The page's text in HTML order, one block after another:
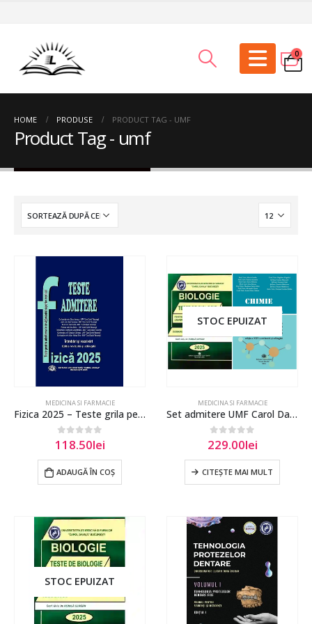
0
HOME PRODUSE PRODUCT TAG - UMF
Product Tag - umf
MEDICINA SI FARMACIE
Fizica 2025 – Teste grila pentru admitere UMF Carol Davila
0 out of 5
118.50lei
ADAUGĂ ÎN COȘ
STOC EPUIZAT
MEDICINA SI FARMACIE
Set admitere UMF Carol Davila – Chimie+Biologie(ed. 2025)
0out of 5
229.00lei
CITEȘTE MAI MULT
STOC EPUIZAT